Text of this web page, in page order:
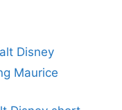
Disney
Maurice